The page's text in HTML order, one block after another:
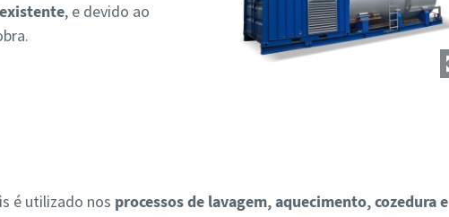
existente, e devido ao
é utilizado nos processos de lavagem, aquecimento, cozedura e